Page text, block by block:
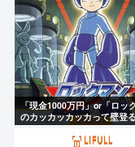
松本人志が企画
が米国で初制作
持
佐藤二朗（さと
Powered by
「現金1000万円」or「ロッ
のカッカッカッカって壁登